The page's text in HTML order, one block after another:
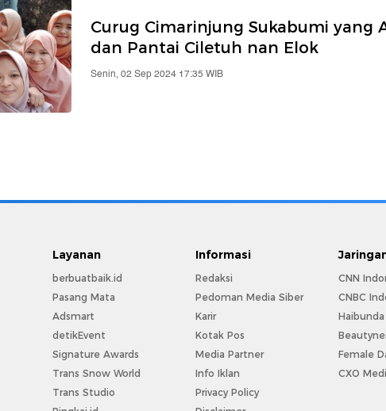
Curug Cimarinjung Sukabumi yang
dan Pantai Ciletuh nan Elok
Senin, 02 Sep 2024 17:35 WIB
Layanan
berbuatbaik.id
Pasang Mata
Adsmart
detikEvent
Signature Awards
Trans Snow World
Trans Studio
Informasi
Redaksi
Pedoman Media Siber
Karir
Kotak Pos
Media Partner
Info Iklan
Privacy Policy
CNN
CNBC
Haibunda
Female
CXO